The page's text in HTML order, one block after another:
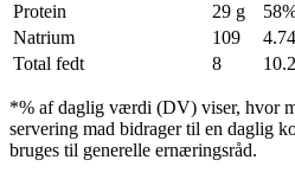
Protein
29 g
Natrium
109
Total fedt
8
*% af daglig værdi (DV) viser, hvor
servering mad bidrager til en daglig
bruges til generelle ernæringsråd.